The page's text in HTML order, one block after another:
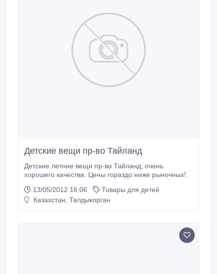
Детские вещи пр-во Тайланд
Детские летние вещи пр-во Тайланд, очень
хорошего качества. Цены гораздо ниже рыночных!.
13/05/2012 16:06
Товары для детей
Казахстан, Талдыкорган